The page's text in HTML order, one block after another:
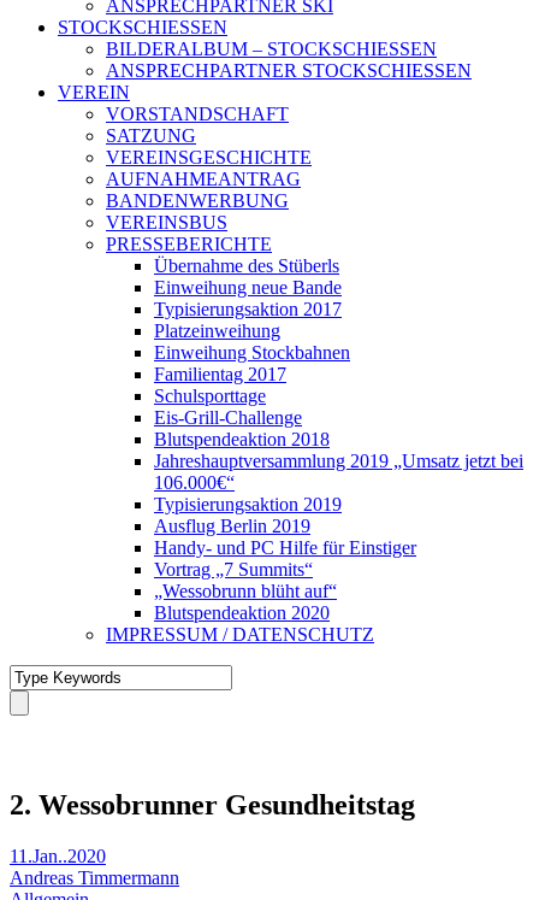
ANSPRECHPARTNER SKI
STOCKSCHIESSEN
BILDERALBUM – STOCKSCHIESSEN
ANSPRECHPARTNER STOCKSCHIESSEN
VEREIN
VORSTANDSCHAFT
SATZUNG
VEREINSGESCHICHTE
AUFNAHMEANTRAG
BANDENWERBUNG
VEREINSBUS
PRESSEBERICHTE
Übernahme des Stüberls
Einweihung neue Bande
Typisierungsaktion 2017
Platzeinweihung
Einweihung Stockbahnen
Familientag 2017
Schulsporttage
Eis-Grill-Challenge
Blutspendeaktion 2018
Jahreshauptversammlung 2019 „Umsatz jetzt bei
106.000€“
Typisierungsaktion 2019
Ausflug Berlin 2019
Handy- und PC Hilfe für Einstiger
Vortrag „7 Summits“
„Wessobrunn blüht auf“
Blutspendeaktion 2020
IMPRESSUM / DATENSCHUTZ
2. Wessobrunner Gesundheitstag
11.Jan..2020
Andreas Timmermann